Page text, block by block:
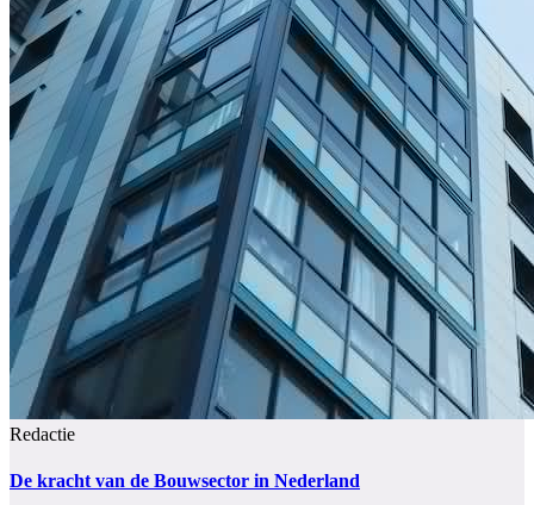
Redactie
De kracht van de Bouwsector in Nederland